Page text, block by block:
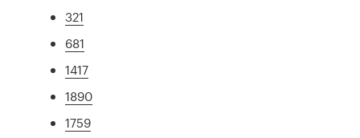
321
681
1417
1890
1759